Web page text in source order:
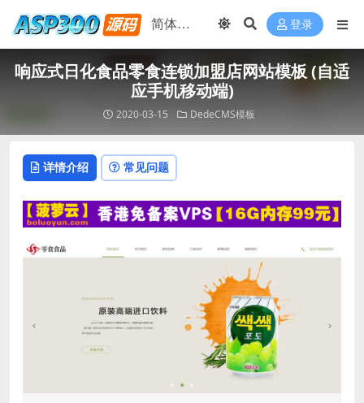
登录
响应式日化食品零食连锁加盟店网站模板 (自适
应手机移动端)
2020-03-15 DedeCMS模板
详情介绍 常见问题